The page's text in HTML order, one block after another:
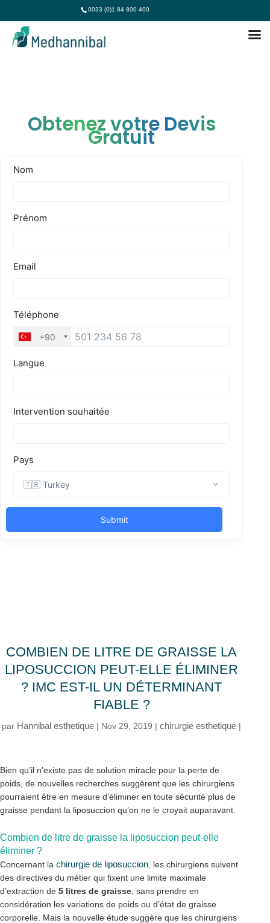
0033 (0)1 84 800 400
Obtenez votre Devis
Gratuit
COMBIEN DE LITRE DE GRAISSE LA
LIPOSUCCION PEUT-ELLE ÉLIMINER
? IMC EST-IL UN DÉTERMINANT
FIABLE ?
par Hannibal esthetique | Nov 29, 2019 |chirurgie esthetique |
Bien qu’il n’existe pas de solution miracle pour la perte de
poids, de nouvelles recherches suggèrent que les chirurgiens
pourraient être en mesure d’éliminer en toute sécurité plus de
graisse pendant la liposuccion qu’on ne le croyait auparavant.
Combien de litre de graisse la liposuccion peut-elle
éliminer ?
Concernant la chirurgie de liposuccion , les chirurgiens suivent
des directives du métier qui fixent une limite maximale
d’extraction de 5 litres de graisse , sans prendre en
considération les variations de poids ou d’état de graisse
corporelle. Mais la nouvelle étude suggère que les chirurgiens